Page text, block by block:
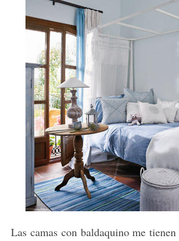
Las camas con baldaquino me